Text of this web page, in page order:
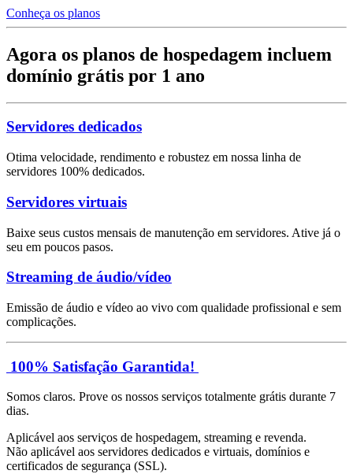
Conheça os planos
Agora os planos de hospedagem incluem
domínio grátis por 1 ano
Servidores dedicados
Otima velocidade, rendimento e robustez em nossa linha de
servidores 100% dedicados.
Servidores virtuais
Baixe seus custos mensais de manutenção em servidores. Ative já o
seu em poucos pasos.
Streaming de áudio/vídeo
Emissão de áudio e vídeo ao vivo com qualidade profissional e sem
complicações.
100% Satisfação Garantida!
Somos claros. Prove os nossos serviços totalmente grátis durante 7
dias.
Aplicável aos serviços de hospedagem, streaming e revenda.
Não aplicável aos servidores dedicados e virtuais, domínios e
certificados de segurança (SSL).